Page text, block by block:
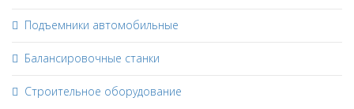
Подъемники автомобильные
Балансировочные станки
Строительное оборудование